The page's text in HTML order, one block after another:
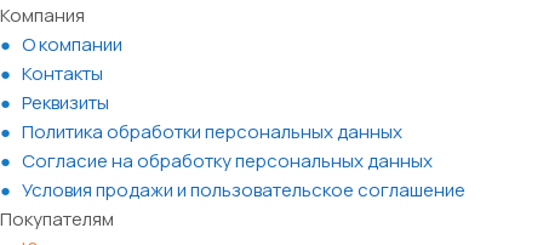
Компания
О компании
Контакты
Реквизиты
Политика обработки персональных данных
Согласие на обработку персональных данных
Условия продажи и пользовательское соглашение
Покупателям